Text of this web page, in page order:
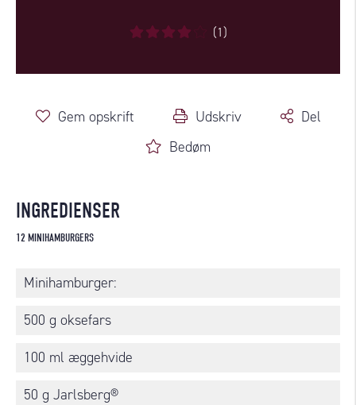
(1)
Gem opskrift Udskriv
Del
Bedøm
INGREDIENSER
12 MINIHAMBURGERS
Minihamburger:
500 g oksefars
100 ml æggehvide
50 g Jarlsberg®